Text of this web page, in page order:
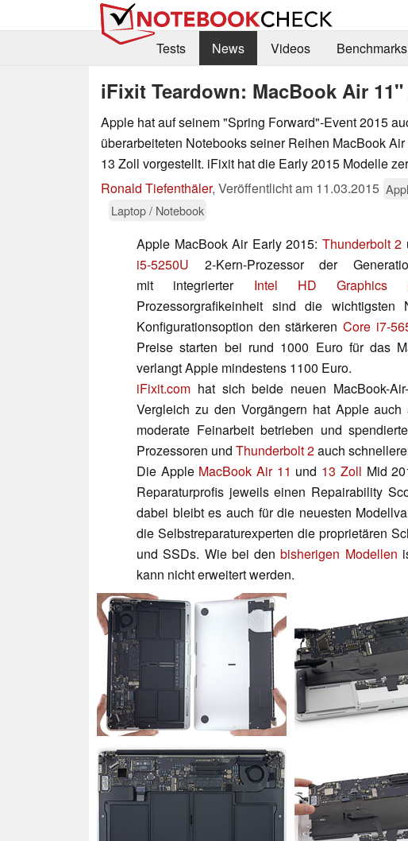
Tests
News Videos
iFixit Teardown: MacBook Air
Apple hat auf seinem "Spring Forward"-Event 2015
überarbeiteten Notebooks seiner Reihen MacBook
13 Zoll vorgestellt. iFixit hat die Early 2015 Modelle
Ronald Tiefenthäler, Veröffentlicht am 11.03.2015
Laptop / Notebook
Apple MacBook Air Early 2015: Thunderbolt 2
i5-5250U 2-Kern-Prozessor der
mit integrierter Intel HD Graphics
Prozessorgrafikeinheit sind die
Konfigurationsoption den stärkerenCore i7-
Preise starten bei rund 1000 Euro für das
verlangt Apple mindestens 1100 Euro.
iFixit.com hat sich beide neuen MacBook-
Vergleich zu den Vorgängern hat Apple
moderate Feinarbeit betrieben und
Prozessoren und Thunderbolt 2auch
Die Apple MacBook Air 11 und 13 Zoll Mid
Reparaturprofis jeweils einen Repairability
dabei bleibt es auch für die neuesten
die Selbstreparaturexperten die proprietären
und SSDs. Wie bei denbisherigen Modellen
kann nicht erweitert werden.